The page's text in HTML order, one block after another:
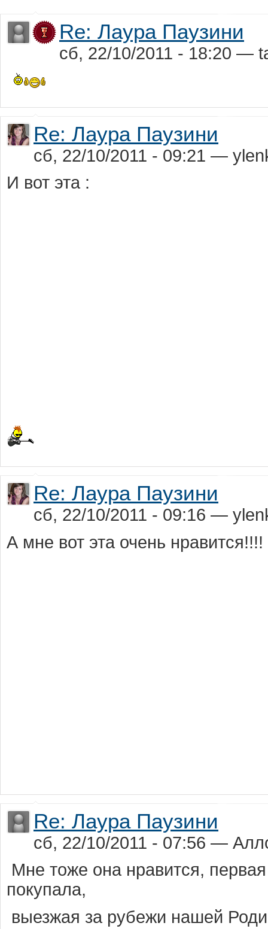
Re: Лаура Паузини
сб, 22/10/2011 - 18:20 —
Re: Лаура Паузини
сб, 22/10/2011 - 09:21 —
И вот эта :
Re: Лаура Паузини
сб, 22/10/2011 - 09:16 —
А мне вот эта очень нравится!!!!
Re: Лаура Паузини
сб, 22/10/2011 - 07:56 —
Мне тоже она нравится,
покупала,
выезжая за рубежи нашей